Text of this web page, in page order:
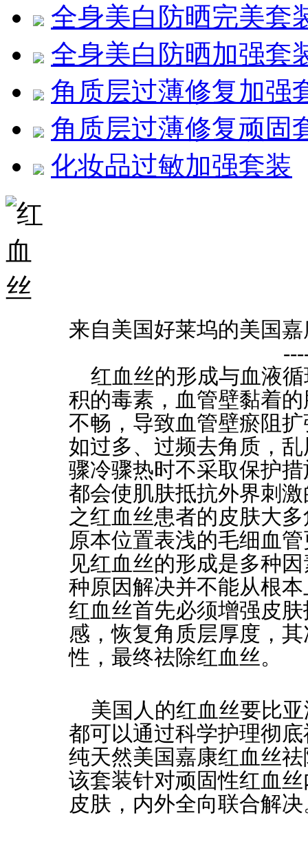
全身美白防晒完美套
全身美白防晒加强套
角质层过薄修复加强
角质层过薄修复顽固
化妆品过敏加强套装
来自美国好莱坞的美国
红血丝的形成与血液循
积的毒素，血管壁黏着
不畅，导致血管壁瘀阻
如过多、过频去角质，
骤冷骤热时不采取保护
都会使肌肤抵抗外界刺
之红血丝患者的皮肤大
原本位置表浅的毛细血
见红血丝的形成是多种
种原因解决并不能从根
红血丝首先必须增强皮
感，恢复角质层厚度，
性，最终祛除红血丝。
美国人的红血丝要比亚
都可以通过科学护理彻
纯天然美国嘉康红血丝
该套装针对顽固性红血
皮肤，内外全向联合解